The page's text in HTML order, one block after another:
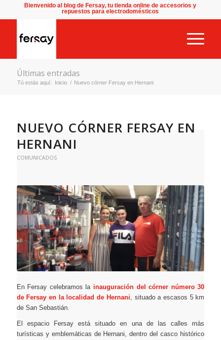
Bienvenido al blog de Fersay, tu tienda online de accesorios y
repuestos para electrodomésticos
Últimas entradas
Tú estás aquí: Inicio / Nuevo córner Fersay en Hernani
NUEVO CÓRNER FERSAY EN
HERNANI
COMUNICADOS
En Fersay celebramos lainauguración del córner número 30
de Fersay en la localidad de Hernani, situado a escasos 5 km
de San Sebastián.
El espacio Fersay está situado en una de las calles más
turísticas y emblemáticas de Hernani, dentro del casco histórico